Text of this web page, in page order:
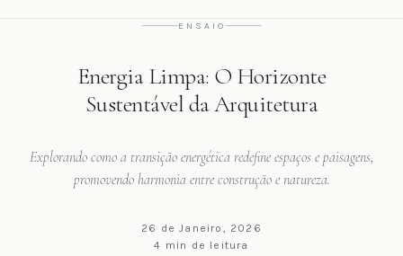
ENSAIO
Energia Limpa: O Horizonte
Sustentável da Arquitetura
Explorando como a transição energética redefine espaços e paisagens,
promovendo harmonia entre construção e natureza.
26 de Janeiro, 2026
4 min de leitura